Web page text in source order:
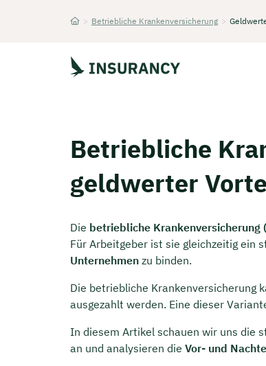
> Betriebliche Krankenversicherung >
Betriebliche
geldwerter
Die betriebliche Krankenversicherung
Für Arbeitgeber ist sie gleichzeitig ein
Unternehmen zu binden.
Die betriebliche Krankenversicherung
ausgezahlt werden. Eine dieser
In diesem Artikel schauen wir uns die
an und analysieren die Vor- und